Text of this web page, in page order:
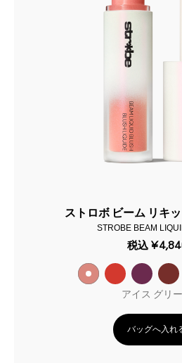
ストロボ ビーム リキ
STROBE BEAM
税込
アイス グリ
バッグへ入れ